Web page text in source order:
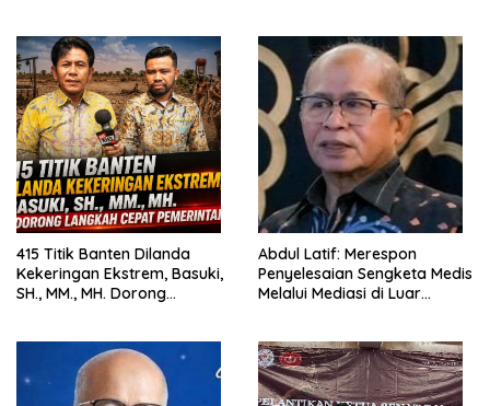
415 Titik Banten Dilanda
Kekeringan Ekstrem, Basuki,
SH., MM., MH. Dorong
Abdul Latif: Merespon
Penyelesaian Sengketa Medis
Melalui Mediasi di Luar